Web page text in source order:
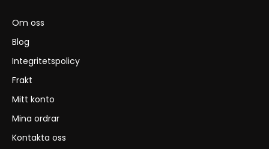
Om oss
Blog
Integritetspolicy
Frakt
Mitt konto
Mina ordrar
Kontakta oss